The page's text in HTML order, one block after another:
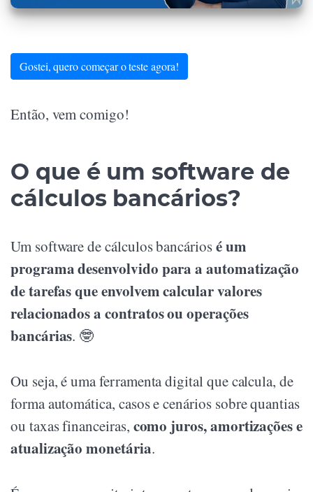
Gostei, quero começar o teste agora!
Então, vem comigo!
O que é um software de
cálculos bancários?
Um software de cálculos bancáriosé um
programa desenvolvido para a automatização
de tarefas que envolvem calcular valores
relacionados a contratos ou operações
bancárias. 🤓
Ou seja, é uma ferramenta digital que calcula, de
forma automática, casos e cenários sobre quantias
ou taxas financeiras, como juros, amortizações e
atualização monetária.